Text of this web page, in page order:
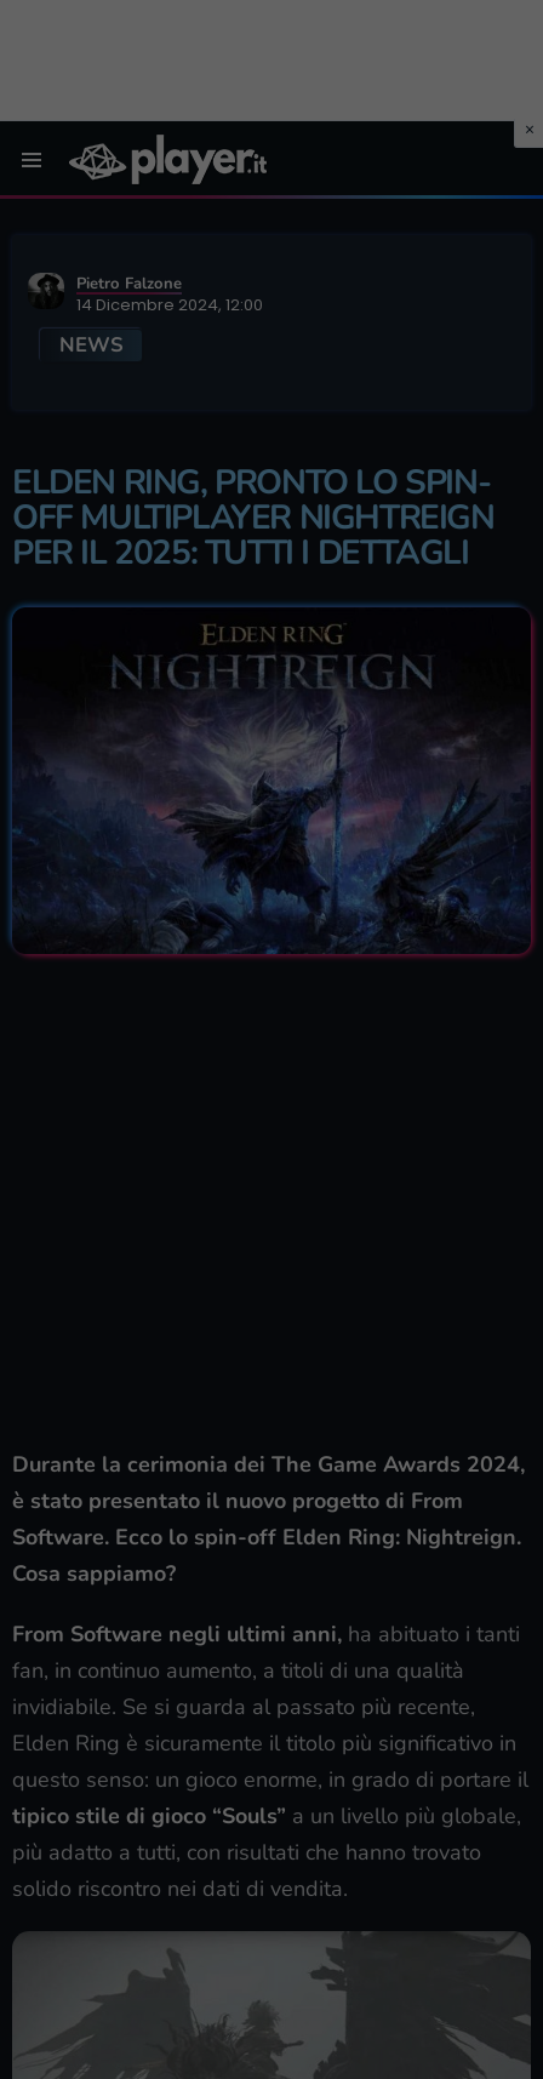
Pietro Falzone
14 Dicembre 2024, 12:00
NEWS
ELDEN RING, PRONTO LO SPIN-
OFF MULTIPLAYER NIGHTREIGN
PER IL 2025: TUTTI I DETTAGLI
Durante la cerimonia dei The Game Awards 2024,
è stato presentato il nuovo progetto di From
Software. Ecco lo spin-off Elden Ring: Nightreign.
Cosa sappiamo?
From Software negli ultimi anni, ha abituato i tanti
fan, in continuo aumento, a titoli di una qualità
invidiabile. Se si guarda al passato più recente,
Elden Ring è sicuramente il titolo più significativo in
questo senso: un gioco enorme, in grado di portare il
tipico stile di gioco “Souls” a un livello più globale,
più adatto a tutti, con risultati che hanno trovato
solido riscontro nei dati di vendita.